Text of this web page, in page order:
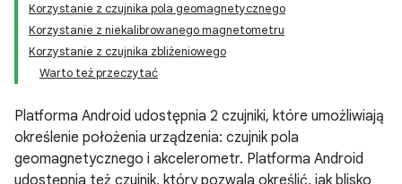
Korzystanie z czujnika pola geomagnetycznego
Korzystanie z niekalibrowanego magnetometru
Korzystanie z czujnika zbliżeniowego
Warto też przeczytać
Platforma Android udostępnia 2 czujniki, które umożliwiają
określenie położenia urządzenia: czujnik pola
geomagnetycznego i akcelerometr. Platforma Android
udostępnia też czujnik, który pozwala określić, jak blisko